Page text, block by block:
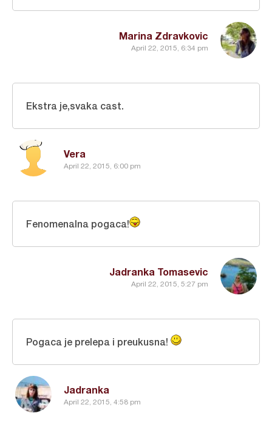
Marina Zdravkovic
April 22, 2015, 6:34 pm
Vera
April 22, 2015, 6:00 pm
Ekstra je,svaka cast.
Jadranka Tomasevic
April 22, 2015, 5:27 pm
Fenomenalna pogaca!
Jadranka
April 22, 2015, 4:58 pm
Pogaca je prelepa i preukusna!